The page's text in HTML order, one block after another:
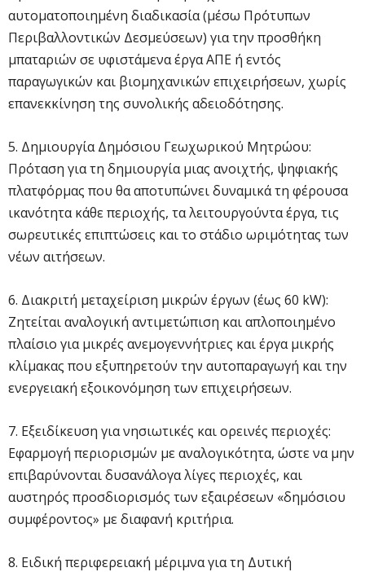
αυτοματοποιημένη διαδικασία (μέσω Πρότυπων
Περιβαλλοντικών Δεσμεύσεων) για την προσθήκη
μπαταριών σε υφιστάμενα έργα ΑΠΕ ή εντός
παραγωγικών και βιομηχανικών επιχειρήσεων, χωρίς
επανεκκίνηση της συνολικής αδειοδότησης.
5. Δημιουργία Δημόσιου Γεωχωρικού Μητρώου:
Πρόταση για τη δημιουργία μιας ανοιχτής, ψηφιακής
πλατφόρμας που θα αποτυπώνει δυναμικά τη φέρουσα
ικανότητα κάθε περιοχής, τα λειτουργούντα έργα, τις
σωρευτικές επιπτώσεις και το στάδιο ωριμότητας των
νέων αιτήσεων.
6. Διακριτή μεταχείριση μικρών έργων (έως 60 kW):
Ζητείται αναλογική αντιμετώπιση και απλοποιημένο
πλαίσιο για μικρές ανεμογεννήτριες και έργα μικρής
κλίμακας που εξυπηρετούν την αυτοπαραγωγή και την
ενεργειακή εξοικονόμηση των επιχειρήσεων.
7. Εξειδίκευση για νησιωτικές και ορεινές περιοχές:
Εφαρμογή περιορισμών με αναλογικότητα, ώστε να μην
επιβαρύνονται δυσανάλογα λίγες περιοχές, και
αυστηρός προσδιορισμός των εξαιρέσεων «δημόσιου
συμφέροντος» με διαφανή κριτήρια.
8. Ειδική περιφερειακή μέριμνα για τη Δυτική